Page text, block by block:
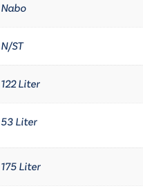
Nabo
N/ST
122 Liter
53 Liter
175 Liter